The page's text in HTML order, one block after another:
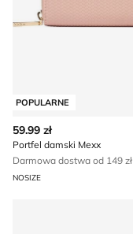
POPULARNE
59.99 zł
Portfel damski Mexx
Darmowa dostwa od 149 zł
NOSIZE